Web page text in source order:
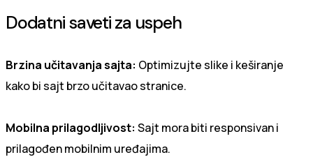
Dodatni saveti za uspeh
Brzina učitavanja sajta: Optimizujte slike i keširanje
kako bi sajt brzo učitavao stranice.
Mobilna prilagodljivost: Sajt mora biti responsivan i
prilagođen mobilnim uređajima.